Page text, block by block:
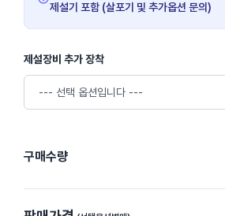
제설기 포함 (살포기 및 추가옵션 문의)
제설장비 추가 장착
구매수량